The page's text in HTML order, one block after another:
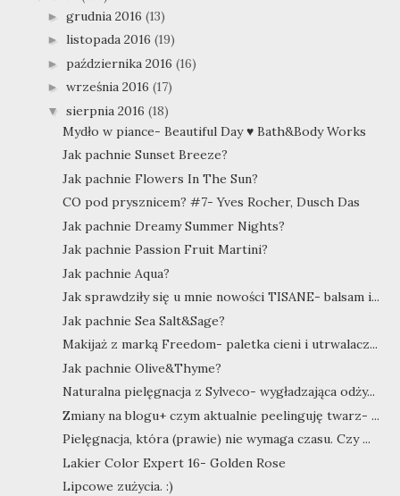
► grudnia 2016 (13)
► listopada 2016 (19)
► października 2016 (16)
► września 2016 (17)
▼ sierpnia 2016 (18)
Mydło w piance- Beautiful Day ♥ Bath&Body Works
Jak pachnie Sunset Breeze?
Jak pachnie Flowers In The Sun?
CO pod prysznicem? #7- Yves Rocher, Dusch Das
Jak pachnie Dreamy Summer Nights?
Jak pachnie Passion Fruit Martini?
Jak pachnie Aqua?
Jak sprawdziły się u mnie nowości TISANE- balsam i...
Jak pachnie Sea Salt&Sage?
Makijaż z marką Freedom- paletka cieni i utrwalacz...
Jak pachnie Olive&Thyme?
Naturalna pielęgnacja z Sylveco- wygładzająca odży...
Zmiany na blogu+ czym aktualnie peelinguję twarz- ...
Pielęgnacja, która (prawie) nie wymaga czasu. Czy ...
Lakier Color Expert 16- Golden Rose
Lipcowe zużycia. :)